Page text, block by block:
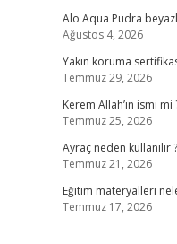
Alo Aqua Pudra
Ağustos 4, 2026
Yakın koruma
Temmuz 29, 2026
Kerem Allah’ın ismi mi
Temmuz 25, 2026
Ayraç neden kullanılır ?
Temmuz 21, 2026
Eğitim materyalleri
Temmuz 17, 2026